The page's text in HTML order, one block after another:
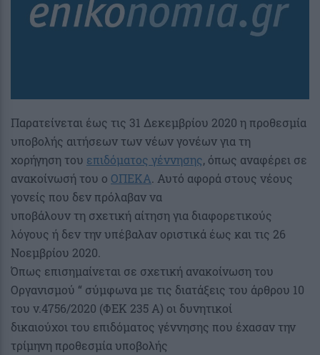
Παρατείνεται έως τις 31 Δεκεμβρίου 2020 η προθεσμία
υποβολής αιτήσεων των νέων γονέων για τη
χορήγηση του επιδόματος γέννησης, όπως αναφέρει σε
ανακοίνωσή του ο ΟΠΕΚΑ. Αυτό αφορά στους νέους
γονείς που δεν πρόλαβαν να
υποβάλουν τη σχετική αίτηση για διαφορετικούς
λόγους ή δεν την υπέβαλαν οριστικά έως και τις 26
Νοεμβρίου 2020.
Όπως επισημαίνεται σε σχετική ανακοίνωση του
Οργανισμού “ σύμφωνα με τις διατάξεις του άρθρου 10
του ν.4756/2020 (ΦΕΚ 235 Α) οι δυνητικοί
δικαιούχοι του επιδόματος γέννησης που έχασαν την
τρίμηνη προθεσμία υποβολής